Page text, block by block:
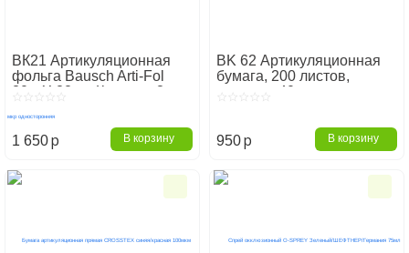
ВК21 Артикуляционная
фольга Bausch Arti-Fol
20м Х 22мм Красная 8 мкр
1 650p В корзину
BK 62 Артикуляционная
бумага, 200 листов,
красная, 40мкм
950p В корзину